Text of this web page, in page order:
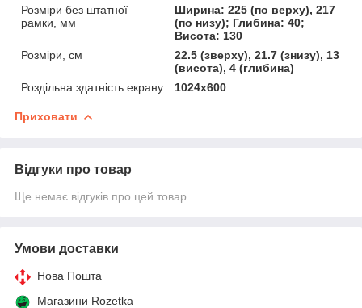
Розміри без штатної
рамки, мм
Ширина: 225 (по верху), 217
(по низу); Глибина: 40;
Висота: 130
Розміри, см
22.5 (зверху), 21.7 (знизу), 13
(висота), 4 (глибина)
Роздільна здатність екрану
1024х600
Приховати
Відгуки про товар
Ще немає відгуків про цей товар
Умови доставки
Нова Пошта
Магазини Rozetka